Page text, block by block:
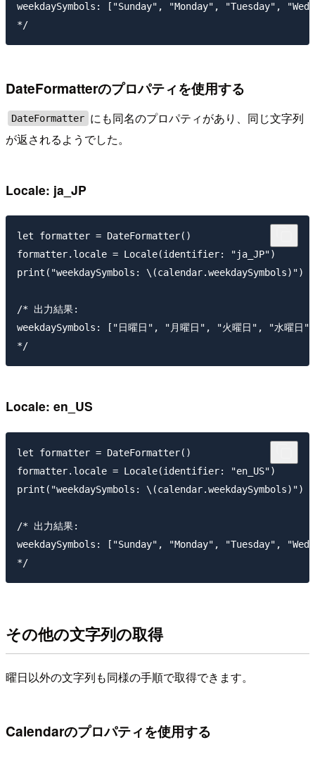
weekdaySymbols: ["Sunday", "Monday", "Tuesday",
DateFormatterのプロパティを使用する
DateFormatter にも同名のプロパティがあり、同じ文字列
が返されるようでした。
Locale: ja_JP
let formatter = DateFormatter()
formatter.locale = Locale(identifier: "ja_JP")
print("weekdaySymbols: \(calendar.weekdaySymbols)")
/* 出力結果:
weekdaySymbols: ["日曜日", "月曜日", "火曜日", "水曜
Locale: en_US
let formatter = DateFormatter()
formatter.locale = Locale(identifier: "en_US")
print("weekdaySymbols: \(calendar.weekdaySymbols)")
/* 出力結果:
weekdaySymbols: ["Sunday", "Monday", "Tuesday",
その他の文字列の取得
曜日以外の文字列も同様の手順で取得できます。
Calendarのプロパティを使用する